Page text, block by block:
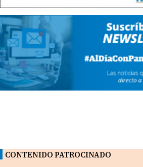
CONTENIDO PATROCINADO